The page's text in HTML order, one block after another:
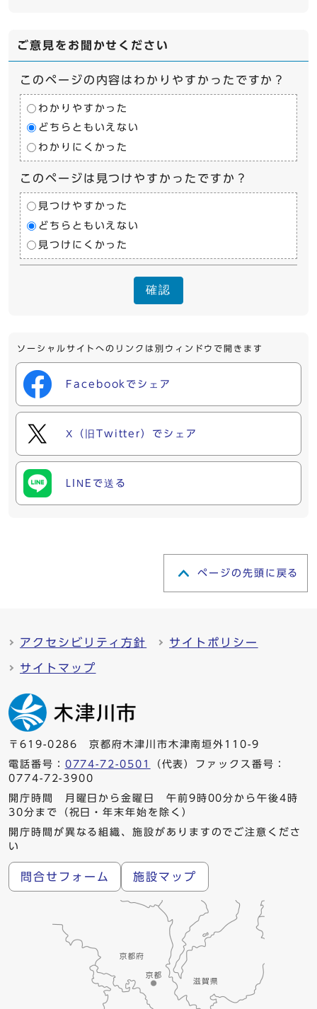
ご意見をお聞かせください
このページの内容はわかりやすかったですか？
わかりやすかった
どちらともいえない
わかりにくかった
このページは見つけやすかったですか？
見つけやすかった
どちらともいえない
見つけにくかった
確認
ソーシャルサイトへのリンクは別ウィンドウで開きます
Facebookでシェア
X（旧Twitter）でシェア
LINEで送る
ページの先頭に戻る
アクセシビリティ方針 サイトポリシー
サイトマップ
〒619-0286 京都府木津川市木津南垣外110-9
電話番号： 0774-72-0501
（代表）ファックス番号：
0774-72-3900
開庁時間 月曜日から金曜日 午前9時00分から午後4時
30分まで（祝日・年末年始を除く）
開庁時間が異なる組織、施設がありますのでご注意くださ
い
問合せフォーム 施設マップ